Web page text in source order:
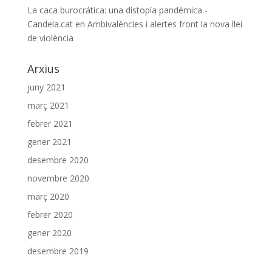
La caca burocrática: una distopía pandémica -
Candela.caten Ambivalències i alertes front la nova llei
de violència
Arxius
juny 2021
març 2021
febrer 2021
gener 2021
desembre 2020
novembre 2020
març 2020
febrer 2020
gener 2020
desembre 2019